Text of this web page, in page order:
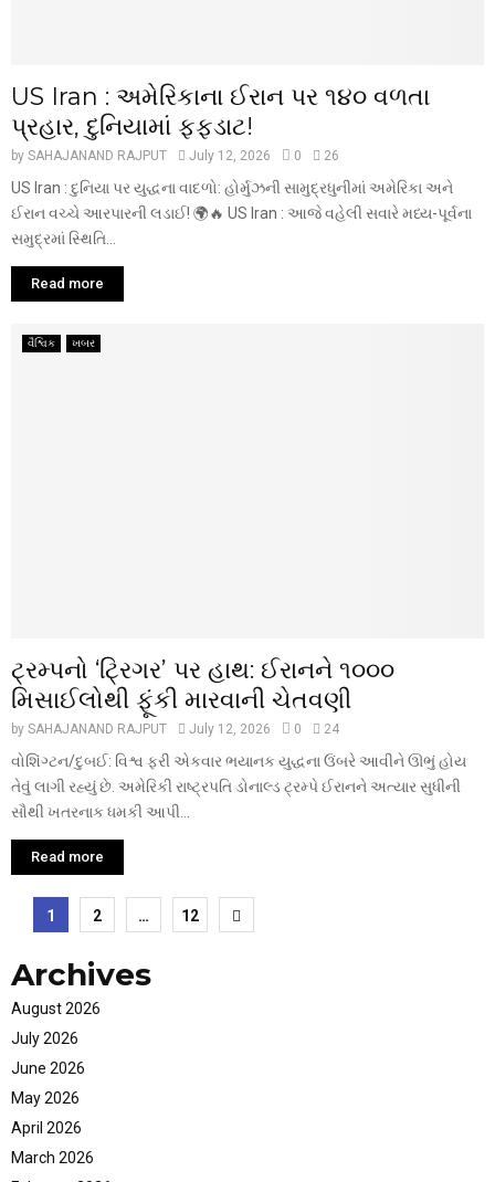
US Iran : અમેરિકાના ઈરાન પર ૧૪૦ વળતા
પ્રહાર, દુનિયામાં ફફડાટ!
by SAHAJANAND RAJPUT July 12, 2026 0 26
US Iran : દુનિયા પર યુદ્ધના વાદળો: હોર્મુઝની સામુદ્રધુનીમાં અમેરિકા અને
ઈરાન વચ્ચે આરપારની લડાઈ! 🌍🔥 US Iran : આજે વહેલી સવારે મધ્ય-પૂર્વના
સમુદ્રમાં સ્થિતિ...
Read more
વૈશ્વિક ખબર
ટ્રમ્પનો ‘ટ્રિગર’ પર હાથ: ઈરાનને ૧૦૦૦
મિસાઈલોથી ફૂંકી મારવાની ચેતવણી
by SAHAJANAND RAJPUT July 12, 2026 0 24
વોશિંગ્ટન/દુબઈ: વિશ્વ ફરી એકવાર ભયાનક યુદ્ધના ઉંબરે આવીને ઊભું હોય
તેવું લાગી રહ્યું છે. અમેરિકી રાષ્ટ્રપતિ ડોનાલ્ડ ટ્રમ્પે ઈરાનને અત્યાર સુધીની
સૌથી ખતરનાક ધમકી આપી...
Read more
Posts
pagination
1 2 … 12
Archives
August 2026
July 2026
June 2026
May 2026
April 2026
March 2026